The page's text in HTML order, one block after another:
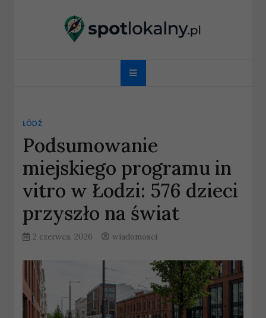
spotlokalny.pl
ŁÓDŹ
Podsumowanie
miejskiego programu in
vitro w Łodzi: 576 dzieci
przyszło na świat
2 czerwca, 2026 wiadomosci